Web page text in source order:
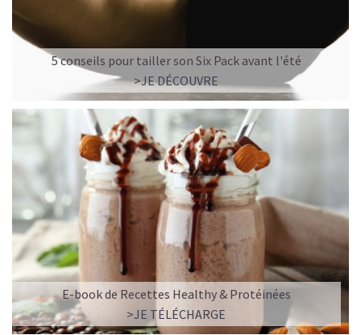
L’ALLIANCE PARFAITE ENTRE PLAISIR ET
PERFORMANCE
5 conseils pour tailler son Six Pack avant l'été
>JE DÉCOUVRE
E-book de Recettes Healthy & Protéinées
>JE TÉLÉCHARGE